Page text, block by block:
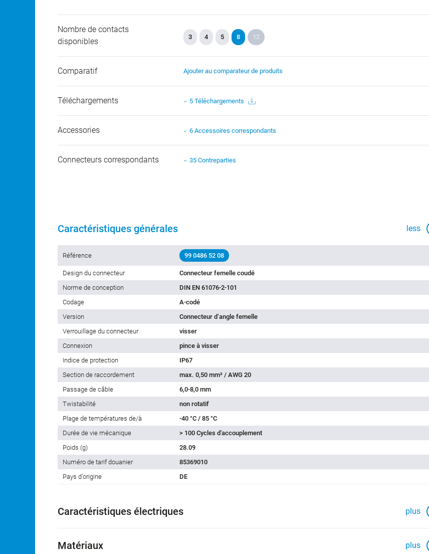
Nombre de contacts
disponibles
3 4 5 8 12
Comparatif Ajouter au comparateur de produits
Téléchargements 5 Téléchargements
Accessories 6 Accessoires correspondants
Connecteurs correspondants 35 Contreparties
Caractéristiques générales less
Référence 99 0486 52 08
Design du connecteur
Connecteur femelle coudé
Norme de conception
DIN EN 61076-2-101
Codage
A-codé
Version
Connecteur d‘angle femelle
Verrouillage du connecteur
visser
Connexion
pince à visser
Indice de protection
IP67
Section de raccordement
max. 0,50 mm² / AWG 20
Passage de câble
6,0-8,0 mm
Twistabilité
non rotatif
Plage de températures de/à
-40 °C / 85 °C
Durée de vie mécanique
> 100 Cycles d'accouplement
Poids (g)
28.09
Numéro de tarif douanier
85369010
Pays d'origine
DE
Caractéristiques électriques plus
Matériaux plus